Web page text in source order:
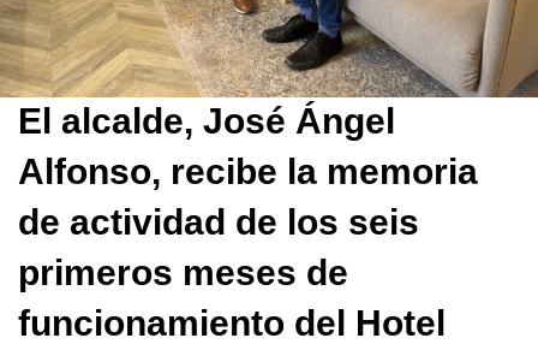
El alcalde, José Ángel
Alfonso, recibe la memoria
de actividad de los seis
primeros meses de
funcionamiento del Hotel